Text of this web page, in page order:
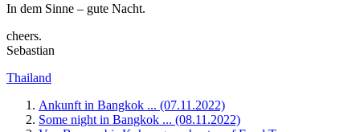
In dem Sinne – gute Nacht.
cheers.
Sebastian
Thailand
Ankunft in Bangkok ... (07.11.2022)
Some night in Bangkok ... (08.11.2022)